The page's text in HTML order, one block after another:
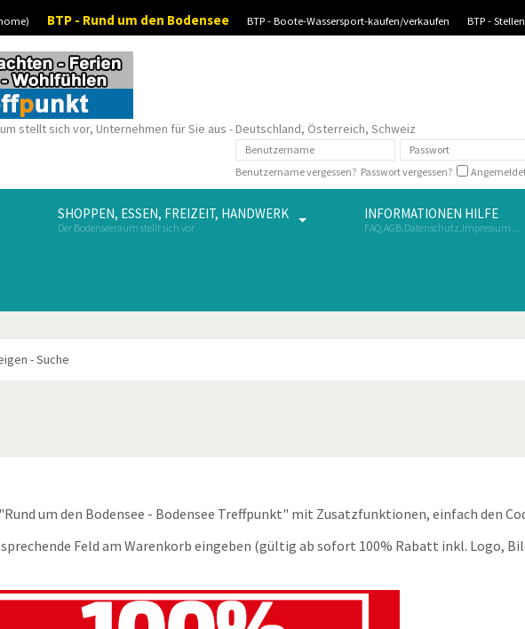
BTP - Rund um den Bodensee BTP - Boote-Wassersport-kaufen/verkaufen BTP -
stellt sich vor, Unternehmen für Sie aus - Deutschland, Österreich, Schweiz
Benutzername vergessen? Passwort vergessen?
SHOPPEN, ESSEN, FREIZEIT, HANDWERK
Der Bodenseeraum stellt sich vor
INFORMATIONEN HILFE
FAQ,AGB,Datenschutz,Impressum ...
- Suche
um den Bodensee - Bodensee Treffpunkt" mit Zusatzfunktionen, einfach den
Feld am Warenkorb eingeben (gültig ab sofort 100% Rabatt inkl. Logo,